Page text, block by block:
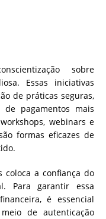
sobre
Essas iniciativas
de práticas seguras,
pagamentos mais
webinars e
formas eficazes de
coloca a confiança do
Para garantir essa
é essencial
de autenticação